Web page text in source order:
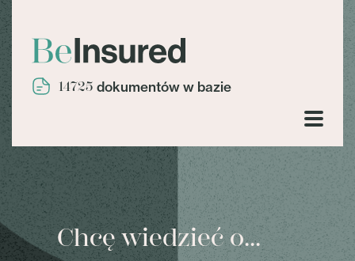
14725 dokumentów w bazie
Chcę wiedzieć o...